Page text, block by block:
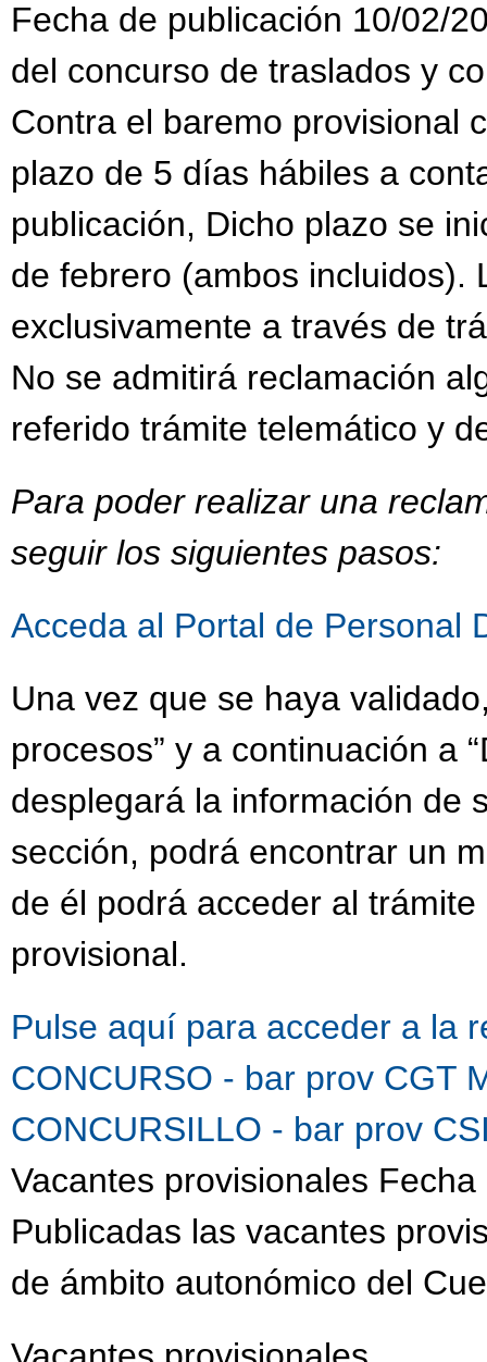
Fecha de publicación 10/02/
del concurso de traslados y
Contra el baremo provisional
plazo de 5 días hábiles a
publicación, Dicho plazo se
de febrero (ambos incluidos).
exclusivamente a través de
No se admitirá reclamación
referido trámite telemático y
Para poder realizar una
seguir los siguientes pasos:
Acceda al Portal de Personal
Una vez que se haya
procesos” y a continuación a
desplegará la información de
sección, podrá encontrar un
de él podrá acceder al
provisional.
Pulse aquí para acceder a la
CONCURSO - bar prov CGT
CONCURSILLO - bar prov
Vacantes provisionales
Publicadas las vacantes
de ámbito autonómico del